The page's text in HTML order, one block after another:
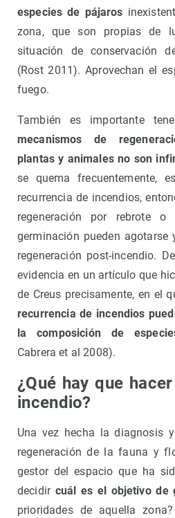
especies de pájaros
zona, que son propias de
situación de conservación
(Rost 2011). Aprovechan el
fuego.
También es importante
mecanismos de
plantas y animales no son
se quema frecuentemente,
recurrencia de incendios,
regeneración por rebrote
germinación pueden
regeneración post-incendio.
evidencia en un artículo que
de Creus precisamente, en el
recurrencia de incendios
la composición de
Cabrera et al 2008).
¿Qué hay que
incendio?
Una vez hecha la diagnosis
regeneración de la fauna y
gestor del espacio que ha
decidir cuál es el objetivo de
prioridades de aquella